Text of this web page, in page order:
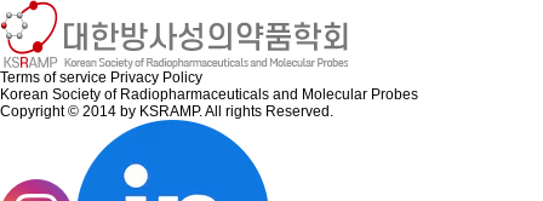
Terms of service Privacy Policy
Korean Society of Radiopharmaceuticals and Molecular Probes
Copyright © 2014 by KSRAMP. All rights Reserved.